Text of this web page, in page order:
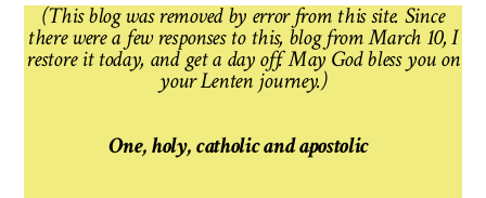
(This blog was removed by error from this site. Since
there were a few responses to this, blog from March 10, I
restore it today, and get a day off. May God bless you on
your Lenten journey.)
One, holy, catholic and apostolic